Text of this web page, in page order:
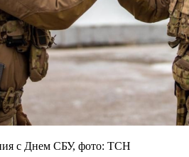
с Днем СБУ, фото: ТСН